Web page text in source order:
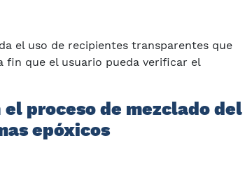
el uso de recipientes transparentes que
fin que el usuario pueda verificar el
proceso de mezclado del
epóxicos